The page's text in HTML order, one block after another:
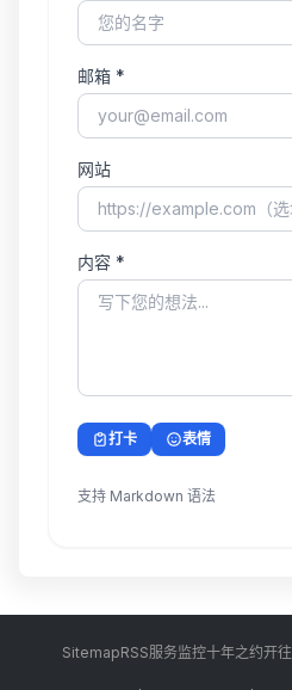
邮箱 *
网站
内容 *
打卡 表情
支持 Markdown 语法
SitemapRSS服务监控十年之约开往